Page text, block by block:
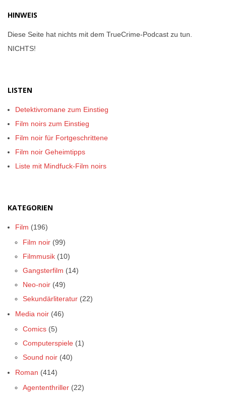
HINWEIS
Diese Seite hat nichts mit dem TrueCrime-Podcast zu tun.
NICHTS!
LISTEN
Detektivromane zum Einstieg
Film noirs zum Einstieg
Film noir für Fortgeschrittene
Film noir Geheimtipps
Liste mit Mindfuck-Film noirs
KATEGORIEN
Film (196)
Film noir (99)
Filmmusik (10)
Gangsterfilm (14)
Neo-noir (49)
Sekundärliteratur (22)
Media noir (46)
Comics (5)
Computerspiele (1)
Sound noir (40)
Roman (414)
Agententhriller (22)